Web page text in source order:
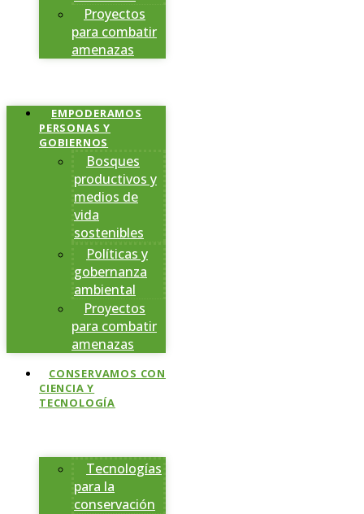
Proyectos
para combatir
amenazas
EMPODERAMOS
PERSONAS Y
GOBIERNOS
Bosques
productivos y
medios de
vida
sostenibles
Políticas y
gobernanza
ambiental
Proyectos
para combatir
amenazas
CONSERVAMOS CON
CIENCIA Y
TECNOLOGÍA
Tecnologías
para la
conservación